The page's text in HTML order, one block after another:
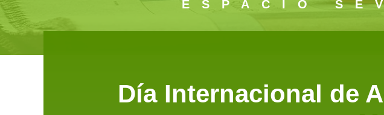
ESPACIO
Día Internacional de